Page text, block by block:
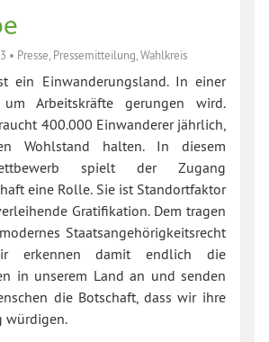
• Presse Pressemitteilung Wahlkreis
ein Einwanderungsland. In einer
Arbeitskräfte gerungen wird.
400.000 Einwanderer jährlich,
Wohlstand halten. In diesem
spielt der Zugang
eine Rolle. Sie ist Standortfaktor
Gratifikation. Dem tragen
Staatsangehörigkeitsrecht
erkennen damit endlich die
in unserem Land an und senden
die Botschaft, dass wir ihre
würdigen.